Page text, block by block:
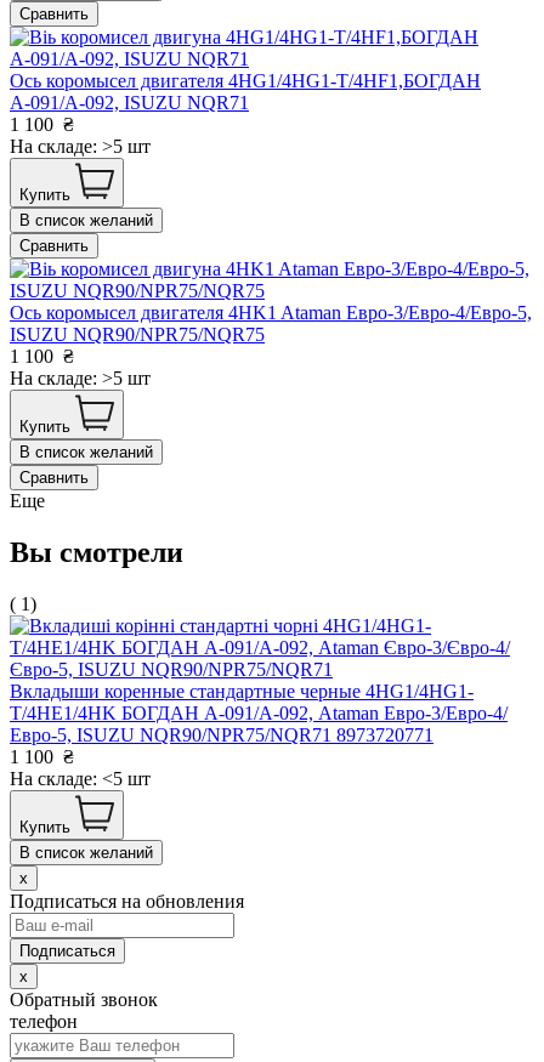
Сравнить
Ось коромысел двигателя 4HG1/4HG1-T/4HF1,БОГДАН
А-091/А-092, ISUZU NQR71
1 100 ₴
На складе: >5 шт
Купить
В список желаний
Сравнить
Ось коромысел двигателя 4HK1 Ataman Евро-3/Евро-4/Евро-5,
ISUZU NQR90/NPR75/NQR75
1 100 ₴
На складе: >5 шт
Купить
В список желаний
Сравнить
Еще
Вы смотрели
( 1)
Вкладыши коренные стандартные черные 4HG1/4HG1-
T/4HE1/4HK БОГДАН А-091/А-092, Ataman Евро-3/Евро-4/
Евро-5, ISUZU NQR90/NPR75/NQR71 8973720771
1 100 ₴
На складе: <5 шт
Купить
В список желаний
x
Подписаться на обновления
x
Обратный звонок
телефон